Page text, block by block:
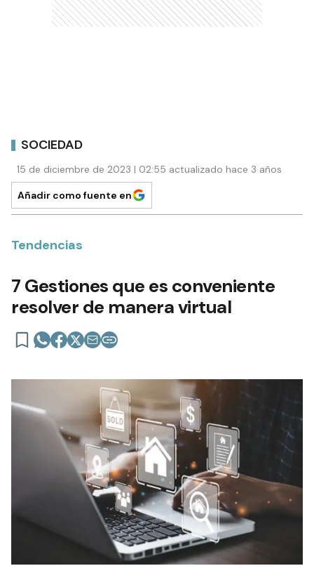
SOCIEDAD
15 de diciembre de 2023 | 02:55 actualizado hace 3 años
Añadir como fuente en
Tendencias
7 Gestiones que es conveniente
resolver de manera virtual